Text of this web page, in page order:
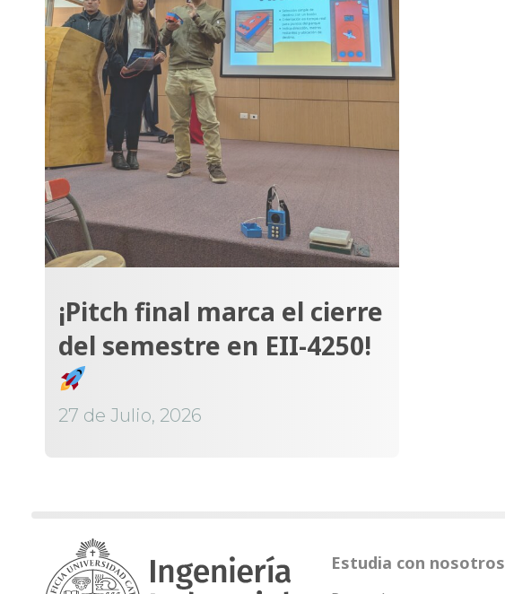
¡Pitch final marca el cierre
del semestre en EII-4250!
27 de Julio, 2026
Estudia con nosotros